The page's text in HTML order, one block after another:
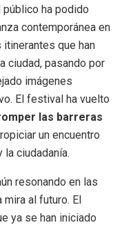
ha podido
contemporánea en
que han
ciudad, pasando por
imágenes
El festival ha vuelto
las barreras
un encuentro
ciudadanía.
resonando en las
al futuro. El
ya se han iniciado